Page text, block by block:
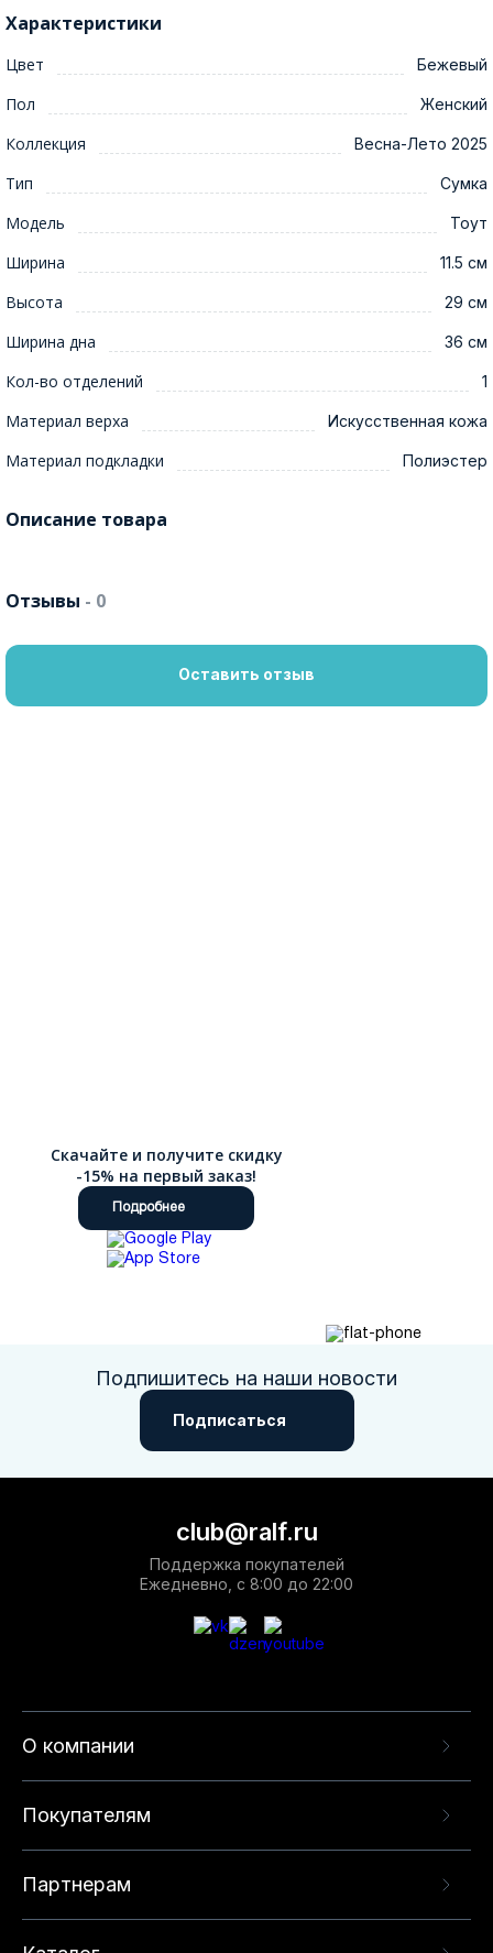
Характеристики
Цвет Бежевый
Пол Женский
Коллекция Весна-Лето 2025
Тип Сумка
Модель Тоут
Ширина 11.5 см
Высота 29 см
Ширина дна 36 см
Кол-во отделений 1
Материал верха Искусственная кожа
Материал подкладки Полиэстер
Описание товара
Отзывы - 0
Оставить отзыв
Скачайте и получите скидку
-15% на первый заказ!
Подробнее
Подпишитесь на наши новости
Подписаться
О компании
Покупателям
Партнерам
club@ralf.ru
Поддержка покупателей
Ежедневно, с 8:00 до 22:00